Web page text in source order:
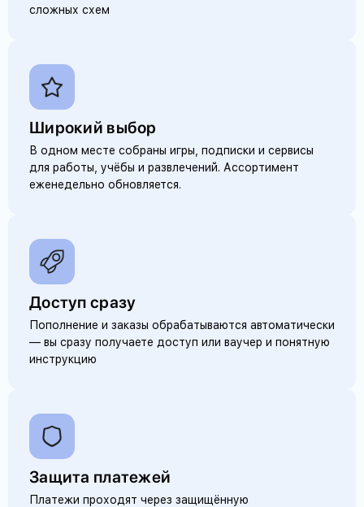
сложных схем
Широкий выбор
В одном месте собраны игры, подписки и сервисы
для работы, учёбы и развлечений. Ассортимент
еженедельно обновляется.
Доступ сразу
Пополнение и заказы обрабатываются автоматически
— вы сразу получаете доступ или ваучер и понятную
инструкцию
Защита платежей
Платежи проходят через защищённую